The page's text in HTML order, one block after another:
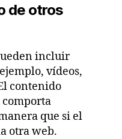
de otros
incluir
vídeos,
contenido
comporta
que si el
otra web.